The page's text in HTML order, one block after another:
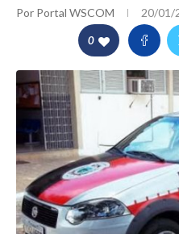
Por Portal WSCOM 20/01/
0